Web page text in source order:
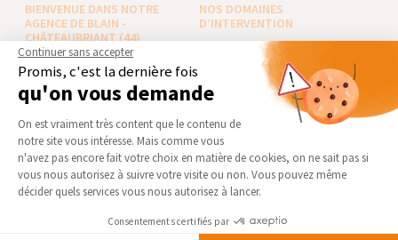
BIENVENUE DANS NOTRE
AGENCE DE BLAIN -
CHÂTEAUBRIANT (44)
Qui sommes-nous
Actualités
Partenaires
Trouver une agence
Devenir franchisé
NOS DOMAINES
D’INTERVENTION
RÉNOVATION INTÉRIEURE
TRAVAUX EXTÉRIEURS
NOS PARTENAIRES
La Maison des Architectes
Expert Bricolage
Intégrer notre réseau
Continuer sans accepter
Promis, c'est la dernière fois
qu'on vous demande
Plateforme de Gestion du
On est vraiment très content que le contenu de
notre site vous intéresse. Mais comme vous
n'avez pas encore fait votre choix en matière de cookies, on ne sait pas si
vous nous autorisez à suivre votre visite ou non. Vous pouvez même
décider quels services vous nous autorisez à lancer.
Consentements certifiés par
Axeptio consent